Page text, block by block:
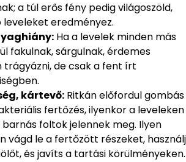
a túl erős fény pedig világoszöld,
leveleket eredményez.
Ha a levelek minden más
fakulnak, sárgulnak, érdemes
trágyázni, de csak a fent írt
kártevő: Ritkán előfordul gombás
fertőzés, ilyenkor a leveleken
barnás foltok jelennek meg. Ilyen
vágd le a fertőzött részeket, használj
és javíts a tartási körülményeken.